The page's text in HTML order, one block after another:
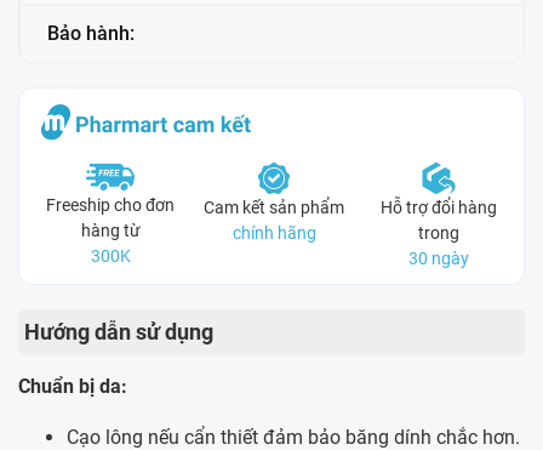
Bảo hành:
Freeship cho đơn
hàng từ
300K
Cam kết sản phẩm
chính hãng
Hỗ trợ đổi hàng
trong
30 ngày
Hướng dẫn sử dụng
Chuẩn bị da:
Cạo lông nếu cẩn thiết đảm bảo băng dính chắc hơn.